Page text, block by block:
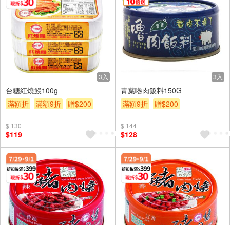
3入
台糖紅燒鰻100g
滿額折
滿額9折 贈$200
$ 130
$119
3入
青葉嚕肉飯料150G
滿額9折
贈$200
$ 144
$128